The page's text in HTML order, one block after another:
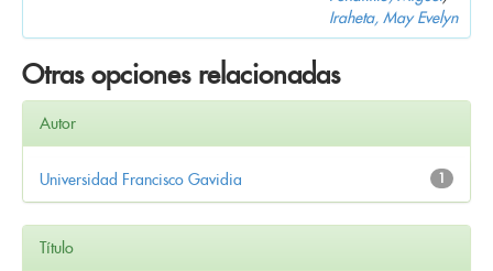
Iraheta, May Evelyn
Otras opciones relacionadas
Autor
1
Universidad Francisco Gavidia
Título